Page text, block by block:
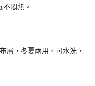
悶熱。
層，冬夏兩用、可水洗，